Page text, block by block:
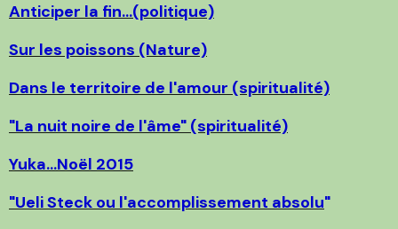
Anticiper la fin...(politique)
Sur les poissons (Nature)
Dans le territoire de l'amour (spiritualité)
"La nuit noire de l'âme" (spiritualité)
Yuka...Noël 2015
"Ueli Steck ou l'accomplissement absolu"